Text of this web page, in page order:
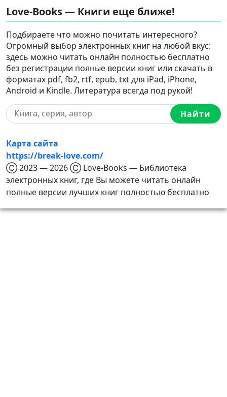
Love-Books — Книги еще ближе!
Подбираете что можно почитать интересного?
Огромный выбор электронных книг на любой вкус:
здесь можно читать онлайн полностью бесплатно
без регистрации полные версии книг или скачать в
форматах pdf, fb2, rtf, epub, txt для iPad, iPhone,
Android и Kindle. Литература всегда под рукой!
Найти
Карта сайта
https://break-love.com/
Ⓒ 2023 — 2026 Ⓒ Love-Books — Библиотека
электронных книг, где Вы можете читать онлайн
полные версии лучших книг полностью бесплатно